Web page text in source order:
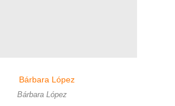
Bárbara López